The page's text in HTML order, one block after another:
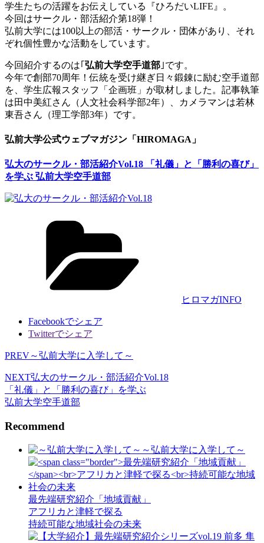
学生たちの活躍をお伝えしている『ひろだいLIFE』。
今回はサークル・部活紹介第18弾！
弘前大学には100以上の部活・サークル・団体があり、それ
ぞれ個性豊かな活動をしています。
今回紹介するのは｢ 弘前大学空手道部 ｣です。
今年で創部70周年！伝統を受け継ぎ日々鍛錬に励む空手道部
を、学生広報スタッフ「企画班」が取材しました。記事執筆
は田中美紅さん（人文社会科学部2年）、カメラマンは若林
東吾さん（理工学部3年）です。
弘前大学公式ウェブマガジン「HIROMAGA」
弘大のサークル・部活紹介Vol.18 「礼儀」と「勝利の喜び」
を学ぶ 弘前大学空手道部
ヒロマガINFO
Facebookでシェア
Twitterでシェア
PREV～弘前大学に入学して～
NEXT弘大のサークル・部活紹介Vol.18
「礼儀」と「勝利の喜び」を学ぶ
弘前大学空手道部
Recommend
～弘前大学に入学して～
最先端研究紹介「地域貢献」
アフリカと津軽で探る
持続可能な地域社会の未来